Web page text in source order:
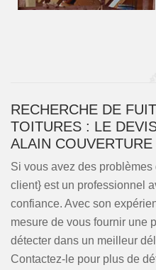
RECHERCHE DE
TOITURES : LE
ALAIN
Si vous avez des
client} est un professionnel
confiance. Avec son
mesure de vous fournir une
détecter dans un meilleur
Contactez-le pour plus de